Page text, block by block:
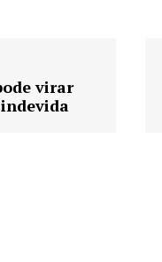
virar